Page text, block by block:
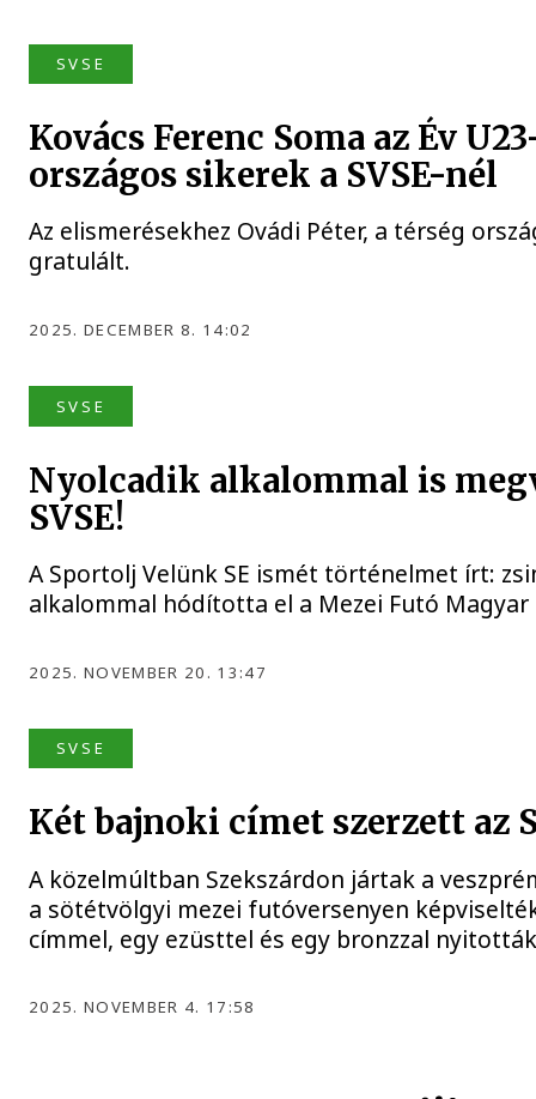
SVSE
Kovács Ferenc Soma az Év
országos sikerek a SVSE-nél
Az elismerésekhez Ovádi Péter, a térség
gratulált.
2025. DECEMBER 8. 14:02
SVSE
Nyolcadik alkalommal is
SVSE!
A Sportolj Velünk SE ismét történelmet írt:
alkalommal hódította el a Mezei Futó
2025. NOVEMBER 20. 13:47
SVSE
Két bajnoki címet szerzett az
A közelmúltban Szekszárdon jártak a
a sötétvölgyi mezei futóversenyen
címmel, egy ezüsttel és egy bronzzal
2025. NOVEMBER 4. 17:58